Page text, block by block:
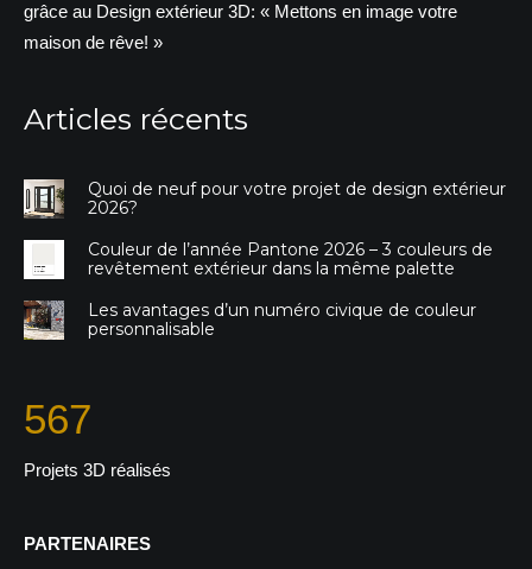
grâce au Design extérieur 3D: « Mettons en image votre
maison de rêve! »
Articles récents
Quoi de neuf pour votre projet de design extérieur
2026?
Couleur de l’année Pantone 2026 – 3 couleurs de
revêtement extérieur dans la même palette
Les avantages d’un numéro civique de couleur
personnalisable
567
Projets 3D réalisés
PARTENAIRES